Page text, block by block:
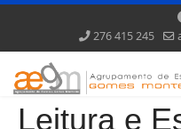
276 415 245
Leitura e